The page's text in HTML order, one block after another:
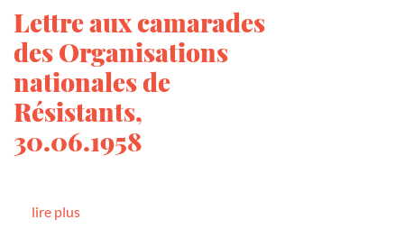
Lettre aux camarades
des Organisations
nationales de
Résistants,
30.06.1958
lire plus